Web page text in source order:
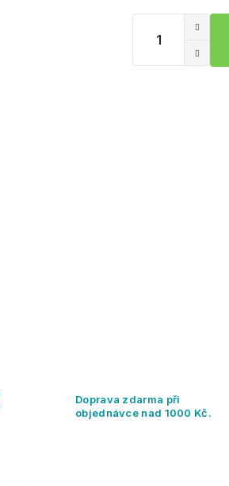
Doprava zdarma při
objednávce nad 1000 Kč.